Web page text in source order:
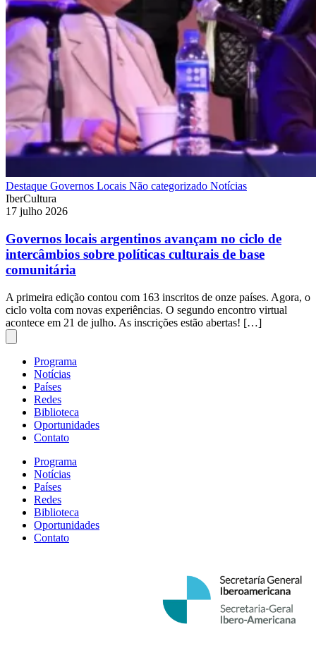
Destaque Governos Locais Não categorizado Notícias
IberCultura
17 julho 2026
Governos locais argentinos avançam no ciclo de
intercâmbios sobre políticas culturais de base
comunitária
A primeira edição contou com 163 inscritos de onze países. Agora, o
ciclo volta com novas experiências. O segundo encontro virtual
acontece em 21 de julho. As inscrições estão abertas! […]
Programa
Notícias
Países
Redes
Biblioteca
Oportunidades
Contato
Programa
Notícias
Países
Redes
Biblioteca
Oportunidades
Contato